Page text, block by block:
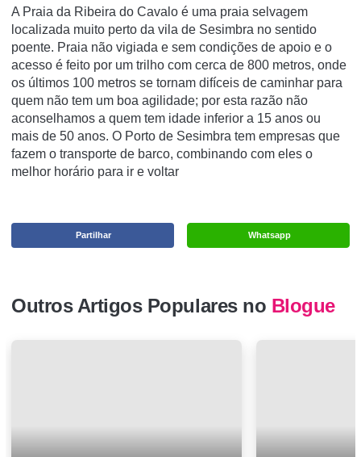
A Praia da Ribeira do Cavalo é uma praia selvagem
localizada muito perto da vila de Sesimbra no sentido
poente. Praia não vigiada e sem condições de apoio e o
acesso é feito por um trilho com cerca de 800 metros, onde
os últimos 100 metros se tornam difíceis de caminhar para
quem não tem um boa agilidade; por esta razão não
aconselhamos a quem tem idade inferior a 15 anos ou
mais de 50 anos. O Porto de Sesimbra tem empresas que
fazem o transporte de barco, combinando com eles o
melhor horário para ir e voltar
Whatsapp
Partilhar
Outros Artigos Populares no Blogue